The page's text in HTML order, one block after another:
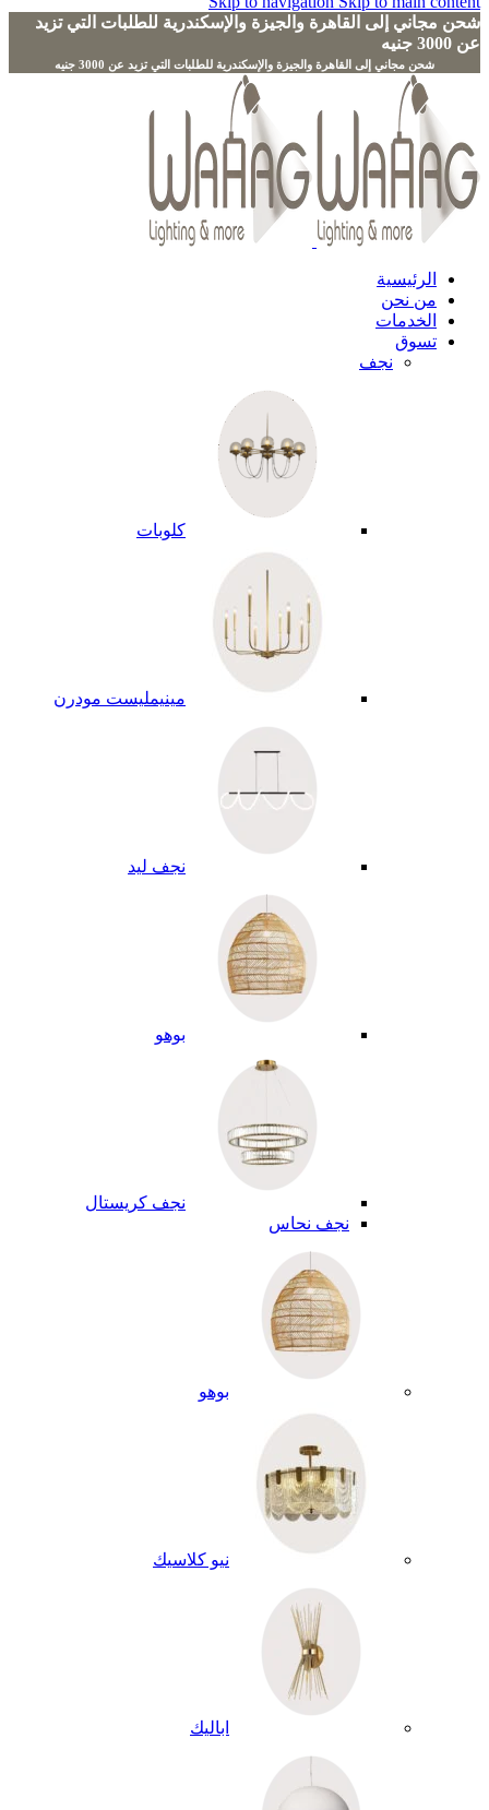
شحن مجاني إلى القاهرة والجيزة والإسكندرية للطلبات التي تزيد
عن 3000 جنيه
الرئيسية
من نحن
الخدمات
تسوق
نجف
كلوبات
مينيمليست مودرن
نجف ليد
بوهو
نجف كريستال
نجف نحاس
بوهو
نيو كلاسيك
اباليك